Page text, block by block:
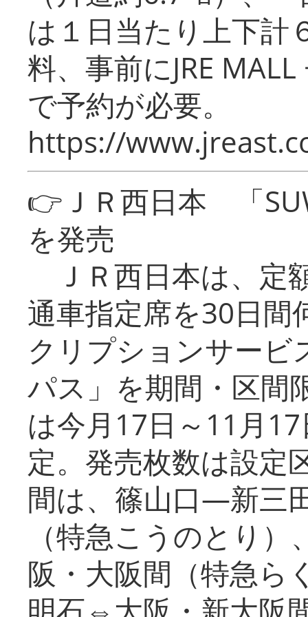
は１日当たり上下計
料、事前にJRE
で予約が必要。
https://
👉ＪＲ西日本 「
を発売
ＪＲ西日本は、定
通車指定席を30日間
クリプションサービ
パス」を期間・区間
は今月17日～11月
定。発売枚数は設定
間は、篠山口―新三
（特急こうのとり
阪・大阪間（特急